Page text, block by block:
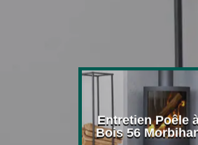
Entretien Poêle
Bois 56